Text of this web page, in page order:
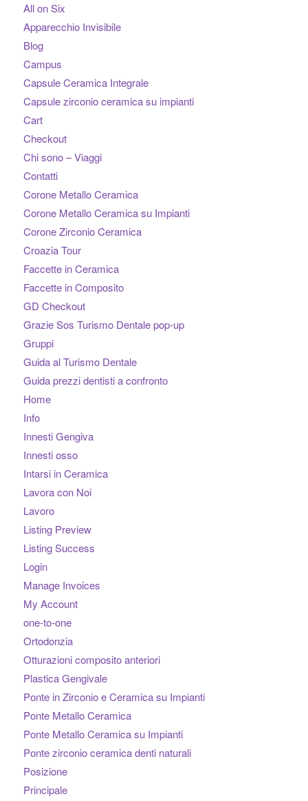
All on Six
Apparecchio Invisibile
Blog
Campus
Capsule Ceramica Integrale
Capsule zirconio ceramica su impianti
Cart
Checkout
Chi sono – Viaggi
Contatti
Corone Metallo Ceramica
Corone Metallo Ceramica su Impianti
Corone Zirconio Ceramica
Croazia Tour
Faccette in Ceramica
Faccette in Composito
GD Checkout
Grazie Sos Turismo Dentale pop-up
Gruppi
Guida al Turismo Dentale
Guida prezzi dentisti a confronto
Home
Info
Innesti Gengiva
Innesti osso
Intarsi in Ceramica
Lavora con Noi
Lavoro
Listing Preview
Listing Success
Login
Manage Invoices
My Account
one-to-one
Ortodonzia
Otturazioni composito anteriori
Plastica Gengivale
Ponte in Zirconio e Ceramica su Impianti
Ponte Metallo Ceramica
Ponte Metallo Ceramica su Impianti
Ponte zirconio ceramica denti naturali
Posizione
Principale